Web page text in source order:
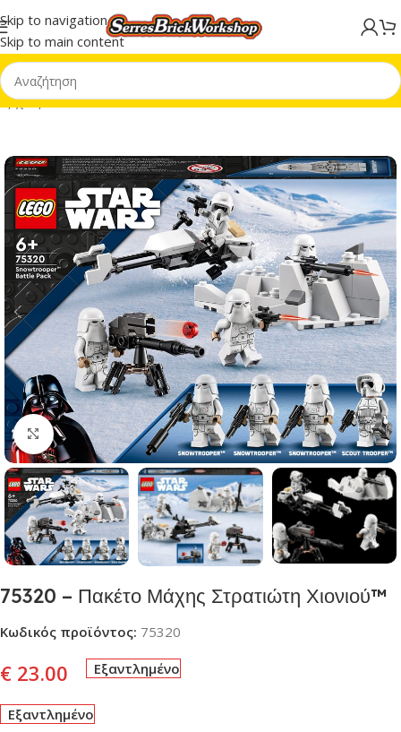
Skip to navigation
Skip to main content
Αρχική σελίδα/LEGO® Star Wars™
Click to enlarge
75320 – Πακέτο Μάχης Στρατιώτη Χιονιού™
Κωδικός προϊόντος: 75320
€ 23.00 Εξαντλημένο
Εξαντλημένο